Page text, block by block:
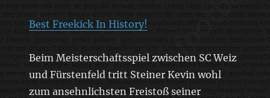
Best Freekick In History!
Beim Meisterschaftsspiel zwischen SC Weiz
und Fürstenfeld tritt Steiner Kevin wohl
zum ansehnlichsten Freistoß seiner